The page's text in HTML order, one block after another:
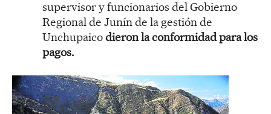
supervisor y funcionarios del Gobierno
Regional de Junín de la gestión de
Unchupaicodieron la conformidad para los
pagos.